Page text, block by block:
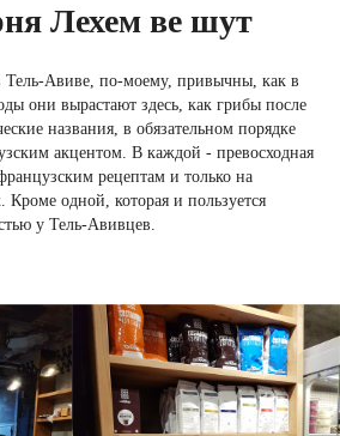
Лехем ве шут
Тель-Авиве, по-моему, привычны, как в
они вырастают здесь, как грибы после
названия, в обязательном порядке
акцентом. В каждой - превосходная
рецептам и только на
Кроме одной, которая и пользуется
у Тель-Авивцев.